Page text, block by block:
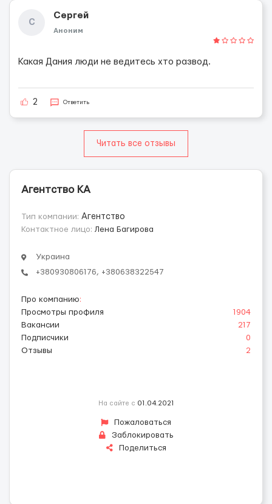
С
Сергей
Аноним
Какая Дания люди не ведитесь хто развод.
2 Ответить
Читать все отзывы
Агентство КА
Тип компании: Агентство
Контактное лицо: Лена Багирова
Украина
+380930806176, +380638322547
Про компанию:
Просмотры профиля
1904
Вакансии
217
Подписчики
0
Отзывы
2
На сайте с 01.04.2021
Пожаловаться
Заблокировать
Поделиться